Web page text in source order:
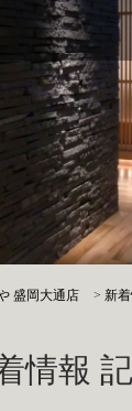
盛岡大通店 >新
情報